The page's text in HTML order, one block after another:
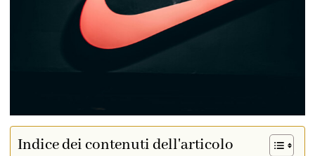
Indice dei contenuti dell'articolo